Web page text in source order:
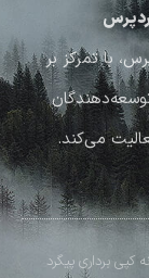
وردپرس، با تمرکز بر
می‌کند.
برداری پیگرد